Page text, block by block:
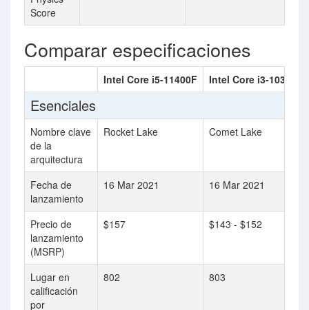
Score
Comparar especificaciones
Intel Core i5-11400F Intel Core i3-10305
Esenciales
Nombre clave
de la
arquitectura
Rocket Lake Comet Lake
Fecha de
lanzamiento
16 Mar 2021 16 Mar 2021
Precio de
lanzamiento
(MSRP)
$157 $143 - $152
Lugar en
calificación
por
802 803